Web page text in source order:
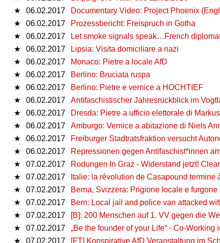
★
06.02.2017
Documentary Video: Project Phoenix
★
06.02.2017
Prozessbericht: Freispruch in Gotha
★
06.02.2017
Let smoke signals speak…French
★
06.02.2017
Lipsia: Visita domiciliare a nazi
★
06.02.2017
Monaco: Pietre a locale AfD
★
06.02.2017
Berlino: Bruciata ruspa
★
06.02.2017
Berlino: Pietre e vernice a HOCHTIEF
★
06.02.2017
Antifaschistischer Jahresrückblick im
★
06.02.2017
Dresda: Pietre a ufficio elettorale di
★
06.02.2017
Amburgo: Vernice a abitazione di Niels
★
06.02.2017
Freiburger Stadtratsfraktion versucht
★
06.02.2017
Repressionen gegen Antifaschist*innen
★
07.02.2017
Rodungen In Graz - Widerstand jetzt!
★
07.02.2017
Italie: la révolution de Casapound termine
★
07.02.2017
Berna, Svizzera: Prigione locale e
★
07.02.2017
Bern: Local jail and police van attacked
★
07.02.2017
[B]: 200 Menschen auf 1. VV gegen die
★
07.02.2017
„Be the founder of your Life“ - Co-Working
★
07.02.2017 [FT] Konspirative AfD Veranstaltung im